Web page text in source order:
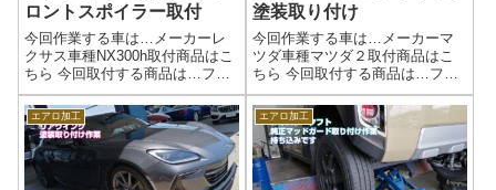
ロントスポイラー取付
今回作業する車は…メーカーレ
クサス車種NX300h取付商品はこ
ちら 今回取付する商品は…フロ
ントスポイラー 社外品かな？
作業写真取り付け完了です。新
品の場合はサクッと取り付けで
きますが中古品の場合は部品が
揃ってなかったり、両面テープ
の貼り直...
塗装取り付け
今回作業する車は…メーカーマ
ツダ車種マツダ２取付商品はこ
ちら 今回取付する商品は…フロ
ントリップ作業完了エアロパー
ツの塗装・取り付けはガレージ
ＳＤにお任せください(^^)/作業時
間(目安)お預かり作業です
エアロ加工 エアロ加工